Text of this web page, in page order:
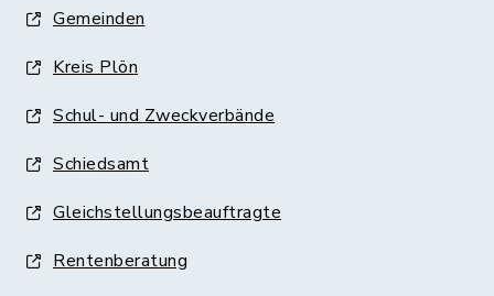
Gemeinden
Kreis Plön
Schul- und Zweckverbände
Schiedsamt
Gleichstellungsbeauftragte
Rentenberatung